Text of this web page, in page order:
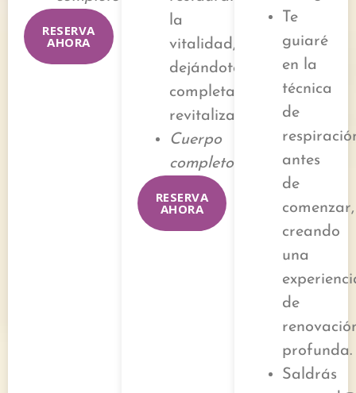
RESERVA
AHORA
la
vitalidad,
dejándote
completamente
revitalizad@.
Cuerpo
completo
RESERVA
AHORA
Te
guiaré
en la
técnica
de
antes
de
comenzar,
creando
una
de
profunda.
Saldrás